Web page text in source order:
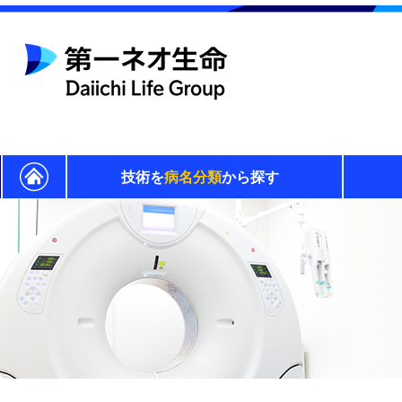
技術を病名分類から探す